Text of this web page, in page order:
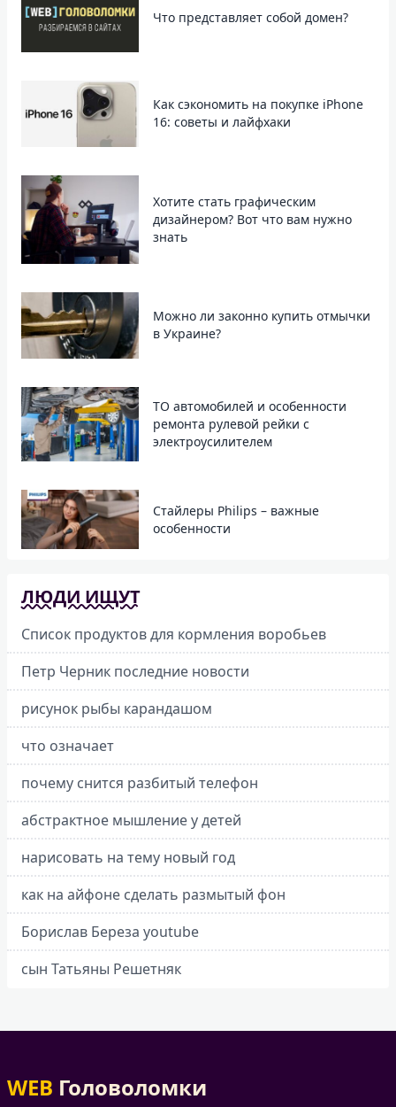
Что представляет собой домен?
Как сэкономить на покупке iPhone
16: советы и лайфхаки
Хотите стать графическим
дизайнером? Вот что вам нужно
знать
Можно ли законно купить отмычки
в Украине?
ТО автомобилей и особенности
ремонта рулевой рейки с
электроусилителем
Стайлеры Philips – важные
особенности
ЛЮДИ ИЩУТ
Список продуктов для кормления воробьев
Петр Черник последние новости
рисунок рыбы карандашом
что означает
почему снится разбитый телефон
абстрактное мышление у детей
нарисовать на тему новый год
как на айфоне сделать размытый фон
Борислав Береза youtube
сын Татьяны Решетняк
WEB Головоломки